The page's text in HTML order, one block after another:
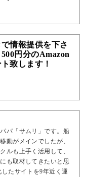
情報提供を下さ
円分のAmazon
致します！
パ「サムリ」です。船
動がメインでしたが、
ルも上手く活用して、
も取材してきたいと思
たサイトを9年近く運